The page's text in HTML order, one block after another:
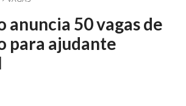
anuncia 50 vagas de
para ajudante